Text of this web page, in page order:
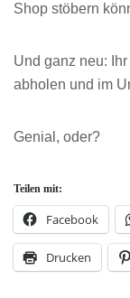
Shop stöbern
Und ganz neu:
abholen und im
Genial, oder?
Teilen mit:
Facebook
Drucken